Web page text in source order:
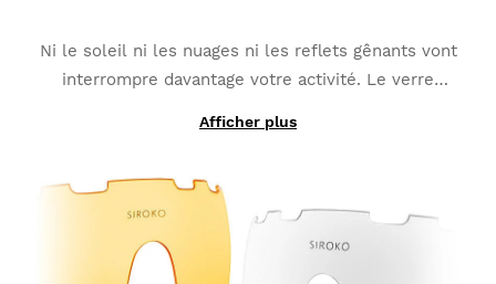
Ni le soleil ni les nuages ni les reflets gênants vont
interrompre davantage votre activité. Le verre
et s'avère la meilleure option pour des
Grâce à l'utilisation de matériaux photochromiques
PhotoChromic change de catégorie en quelques
secondes (les catégories peuvent varier légèrement
en fonction du type de verre photochromique choisi).
Il compte également avec une
couche polarisée
Afficher plus